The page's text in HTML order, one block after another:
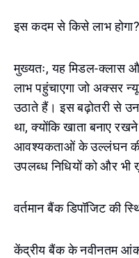
इस कदम से किसे लाभ होगा?
मुख्यतः, यह मिडल-क्लास
लाभ पहुंचाएगा जो अक्सर
उठाते हैं। इस बढ़ोतरी से
था, क्योंकि खाता बनाए
आवश्यकताओं के उल्लंघन की
उपलब्ध निधियों को और
वर्तमान बैंक डिपॉजिट की
केंद्रीय बैंक के नवीनतम